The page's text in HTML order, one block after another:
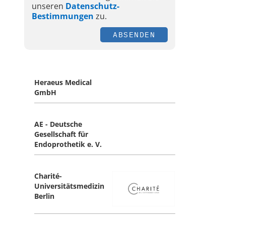
unseren Datenschutz-
Bestimmungen zu.
ABSENDEN
Heraeus Medical
GmbH
AE - Deutsche
Gesellschaft für
Endoprothetik e. V.
Charité-
Universitätsmedizin
Berlin